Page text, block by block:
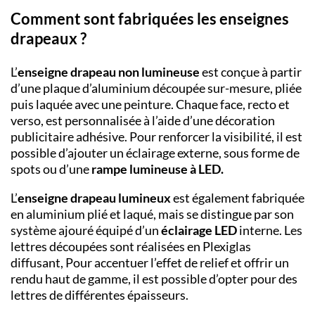
Comment sont fabriquées les enseignes
drapeaux ?
L’enseigne drapeau non lumineuseest conçue à partir
d’une plaque d’aluminium découpée sur-mesure, pliée
puis laquée avec une peinture.Chaque face, recto et
verso, est personnalisée à l’aide d’une décoration
publicitaire adhésive. Pour renforcer la visibilité, il est
possible d’ajouter un éclairage externe, sous forme de
spots ou d’unerampe lumineuse à LED.
L’enseigne drapeau lumineuxest également fabriquée
en aluminium plié et laqué, mais se distingue par son
système ajouré équipé d’unéclairage LEDinterne. Les
lettres découpées sont réalisées en Plexiglas
diffusant, Pour accentuer l’effet de relief et offrir un
rendu haut de gamme, il est possible d’opter pour des
lettres de différentes épaisseurs.